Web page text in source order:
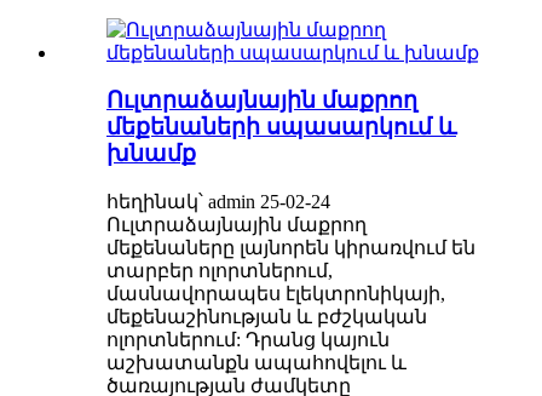
Ուլտրաձայնային մաքրող
մեքենաների սպասարկում և
խնամք
հեղինակ՝ admin 25-02-24
Ուլտրաձայնային մաքրող
մեքենաները լայնորեն կիրառվում են
տարբեր ոլորտներում,
մասնավորապես էլեկտրոնիկայի,
մեքենաշինության և բժշկական
ոլորտներում: Դրանց կայուն
աշխատանքն ապահովելու և
ծառայության ժամկետը